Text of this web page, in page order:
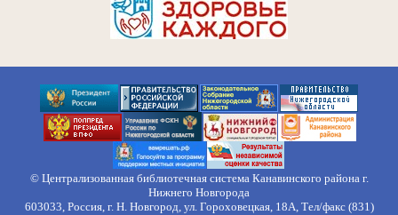
© Централизованная библиотечная система Канавинского района г.
Нижнего Новгорода
603033, Россия, г. Н. Новгород, ул. Гороховецкая, 18А, Тел/факс (831)